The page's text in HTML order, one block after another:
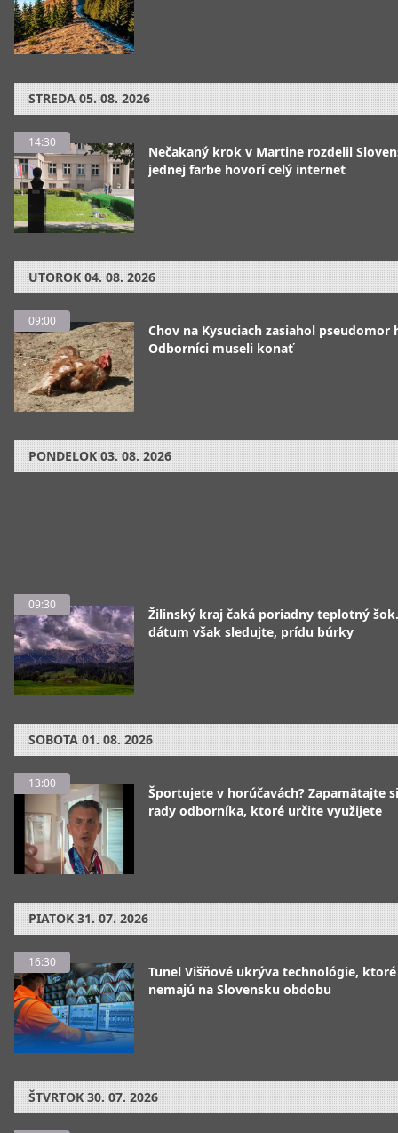
STREDA 05. 08. 2026
14:30
Nečakaný krok v Martine rozdelil
jednej farbe hovorí celý internet
UTOROK 04. 08. 2026
09:00
Chov na Kysuciach zasiahol pseudomor
Odborníci museli konať
PONDELOK 03. 08. 2026
09:30
Žilinský kraj čaká poriadny teplotný
dátum však sledujte, prídu búrky
SOBOTA 01. 08. 2026
13:00
Športujete v horúčavách? Zapamätajte
rady odborníka, ktoré určite využijete
PIATOK 31. 07. 2026
16:30
Tunel Višňové ukrýva technológie, ktoré
nemajú na Slovensku obdobu
ŠTVRTOK 30. 07. 2026